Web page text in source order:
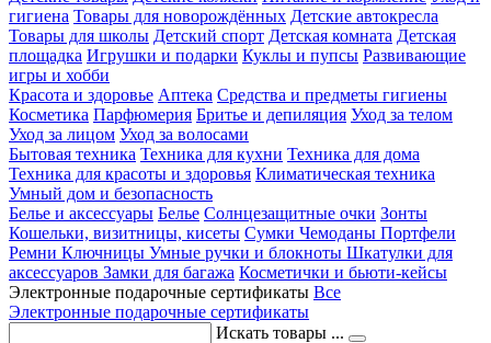
гигиена Товары для новорождённых Детские автокресла
Товары для школы Детский спорт Детская комната Детская
площадка Игрушки и подарки Куклы и пупсы Развивающие
игры и хобби
Красота и здоровье Аптека Средства и предметы гигиены
Косметика Парфюмерия Бритье и депиляция Уход за телом
Уход за лицом Уход за волосами
Бытовая техника Техника для кухни Техника для дома
Техника для красоты и здоровья Климатическая техника
Умный дом и безопасность
Белье и аксессуары Белье Солнцезащитные очки Зонты
Кошельки, визитницы, кисеты Сумки Чемоданы Портфели
Ремни Ключницы Умные ручки и блокноты Шкатулки для
аксессуаров Замки для багажа Косметички и бьюти-кейсы
Электронные подарочные сертификаты Все
Электронные подарочные сертификаты
Искать товары ...